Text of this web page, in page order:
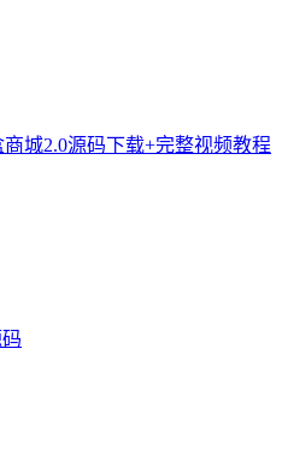
城2.0源码下载+完整视频教程